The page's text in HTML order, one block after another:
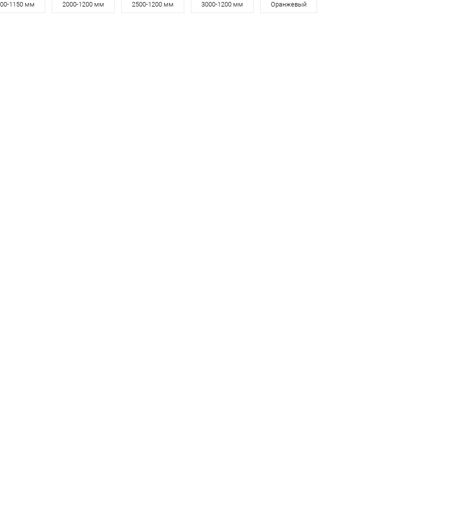
Под заказ
В избранное
Под заказ
В избранное
Под заказ
1150 мм 2000-1200 мм 2500-1200 мм 3000-1200 мм Оранжевый